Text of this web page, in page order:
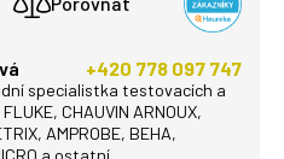
+420 778 097 747
specialistka testovacích a
CHAUVIN ARNOUX,
AMPROBE, BEHA,
a ostatní.